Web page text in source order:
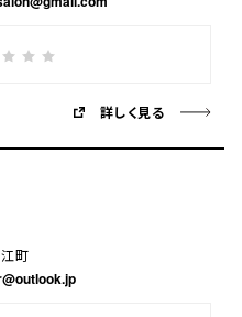
詳しく見る
町